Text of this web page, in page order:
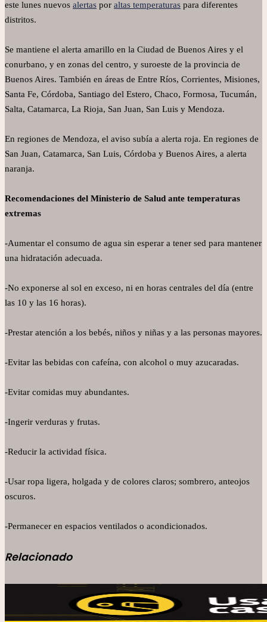
este lunes nuevos alertas por altas temperaturas para diferentes
distritos.
Se mantiene el alerta amarillo en la Ciudad de Buenos Aires y el
conurbano, y en zonas del centro, y suroeste de la provincia de
Buenos Aires. También en áreas de Entre Ríos, Corrientes, Misiones,
Santa Fe, Córdoba, Santiago del Estero, Chaco, Formosa, Tucumán,
Salta, Catamarca, La Rioja, San Juan, San Luis y Mendoza.
En regiones de Mendoza, el aviso subía a alerta roja. En regiones de
San Juan, Catamarca, San Luis, Córdoba y Buenos Aires, a alerta
naranja.
Recomendaciones del Ministerio de Salud ante temperaturas
extremas
-Aumentar el consumo de agua sin esperar a tener sed para mantener
una hidratación adecuada.
-No exponerse al sol en exceso, ni en horas centrales del día (entre
las 10 y las 16 horas).
-Prestar atención a los bebés, niños y niñas y a las personas mayores.
-Evitar las bebidas con cafeína, con alcohol o muy azucaradas.
-Evitar comidas muy abundantes.
-Ingerir verduras y frutas.
-Reducir la actividad física.
-Usar ropa ligera, holgada y de colores claros; sombrero, anteojos
oscuros.
-Permanecer en espacios ventilados o acondicionados.
Relacionado